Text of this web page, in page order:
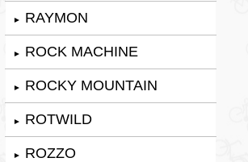
► RAYMON
► ROCK MACHINE
► ROCKY MOUNTAIN
► ROTWILD
► ROZZO